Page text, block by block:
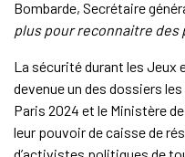
Bombarde, Secrétaire
plus pour reconnaitre des
La sécurité durant les Jeux
devenue un des dossiers
Paris 2024 et le Ministère
leur pouvoir de caisse de